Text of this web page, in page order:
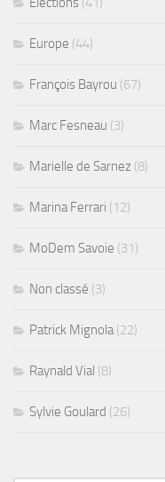
Europe (44)
François Bayrou (67)
Marc Fesneau (3)
Marielle de Sarnez (8)
Marina Ferrari (12)
MoDem Savoie (31)
Non classé (3)
Patrick Mignola(22)
Raynald Vial (8)
Sylvie Goulard (26)